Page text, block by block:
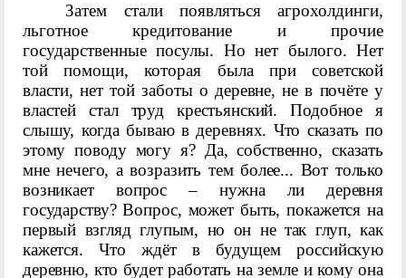
Затем стали появляться агрохолдинги,
льготное кредитование и прочие
государственные посулы. Но нет былого. Нет
той помощи, которая была при советской
власти, нет той заботы о деревне, не в почёте у
властей стал труд крестьянский. Подобное я
слышу, когда бываю в деревнях. Что сказать по
этому поводу могу я? Да, собственно, сказать
мне нечего, а возразить тем более... Вот только
возникает вопрос – нужна ли деревня
государству? Вопрос, может быть, покажется на
первый взгляд глупым, но он не так глуп, как
кажется. Что ждёт в будущем российскую
деревню, кто будет работать на земле и кому она